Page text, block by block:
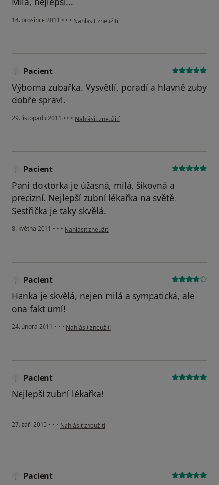
14. prosince 2011 • • • podle názoru uživatele Pacient
Nahlásit zneužití
Pacient
Výborná zubařka. Vysvětlí, poradí a hlavně zuby
dobře spraví.
29. listopadu 2011 • • • podle názoru uživatele Pacient
Nahlásit zneužití
Pacient
Paní doktorka je úžasná, milá, šikovná a
precizní. Nejlepší zubní lékařka na světě.
Sestřička je taky skvělá.
8. května 2011 • • • podle názoru uživatele Pacient
Nahlásit zneužití
Pacient
Hanka je skvělá, nejen milá a sympatická, ale
ona fakt umí!
24. února 2011 • • • podle názoru uživatele Pacient
Nahlásit zneužití
Pacient
Nejlepší zubní lékařka!
27. září 2010 • • • podle názoru uživatele Pacient
Nahlásit zneužití
Pacient